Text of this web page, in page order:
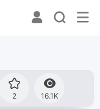
2 16.1K